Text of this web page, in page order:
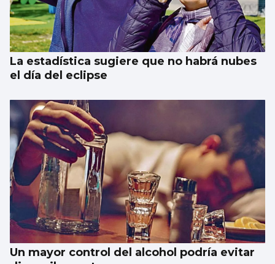
La estadística sugiere que no habrá nubes
el día del eclipse
Un mayor control del alcohol podría evitar